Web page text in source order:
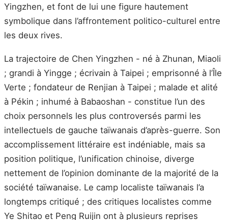
Yingzhen, et font de lui une figure hautement
symbolique dans l’affrontement politico-culturel entre
les deux rives.
La trajectoire de Chen Yingzhen - né à Zhunan, Miaoli
; grandi à Yingge ; écrivain à Taipei ; emprisonné à l’Île
Verte ; fondateur de Renjian à Taipei ; malade et alité
à Pékin ; inhumé à Babaoshan - constitue l’un des
choix personnels les plus controversés parmi les
intellectuels de gauche taïwanais d’après-guerre. Son
accomplissement littéraire est indéniable, mais sa
position politique, l’unification chinoise, diverge
nettement de l’opinion dominante de la majorité de la
société taïwanaise. Le camp localiste taïwanais l’a
longtemps critiqué ; des critiques localistes comme
Ye Shitao et Peng Ruijin ont à plusieurs reprises